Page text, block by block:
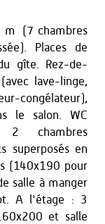
(7 chambres
Places de
gîte. Rez-de-
lave-linge,
congélateur),
le salon. WC
2 chambres
superposés en
(140x190 pour
salle à manger
A l'étage : 3
et salle